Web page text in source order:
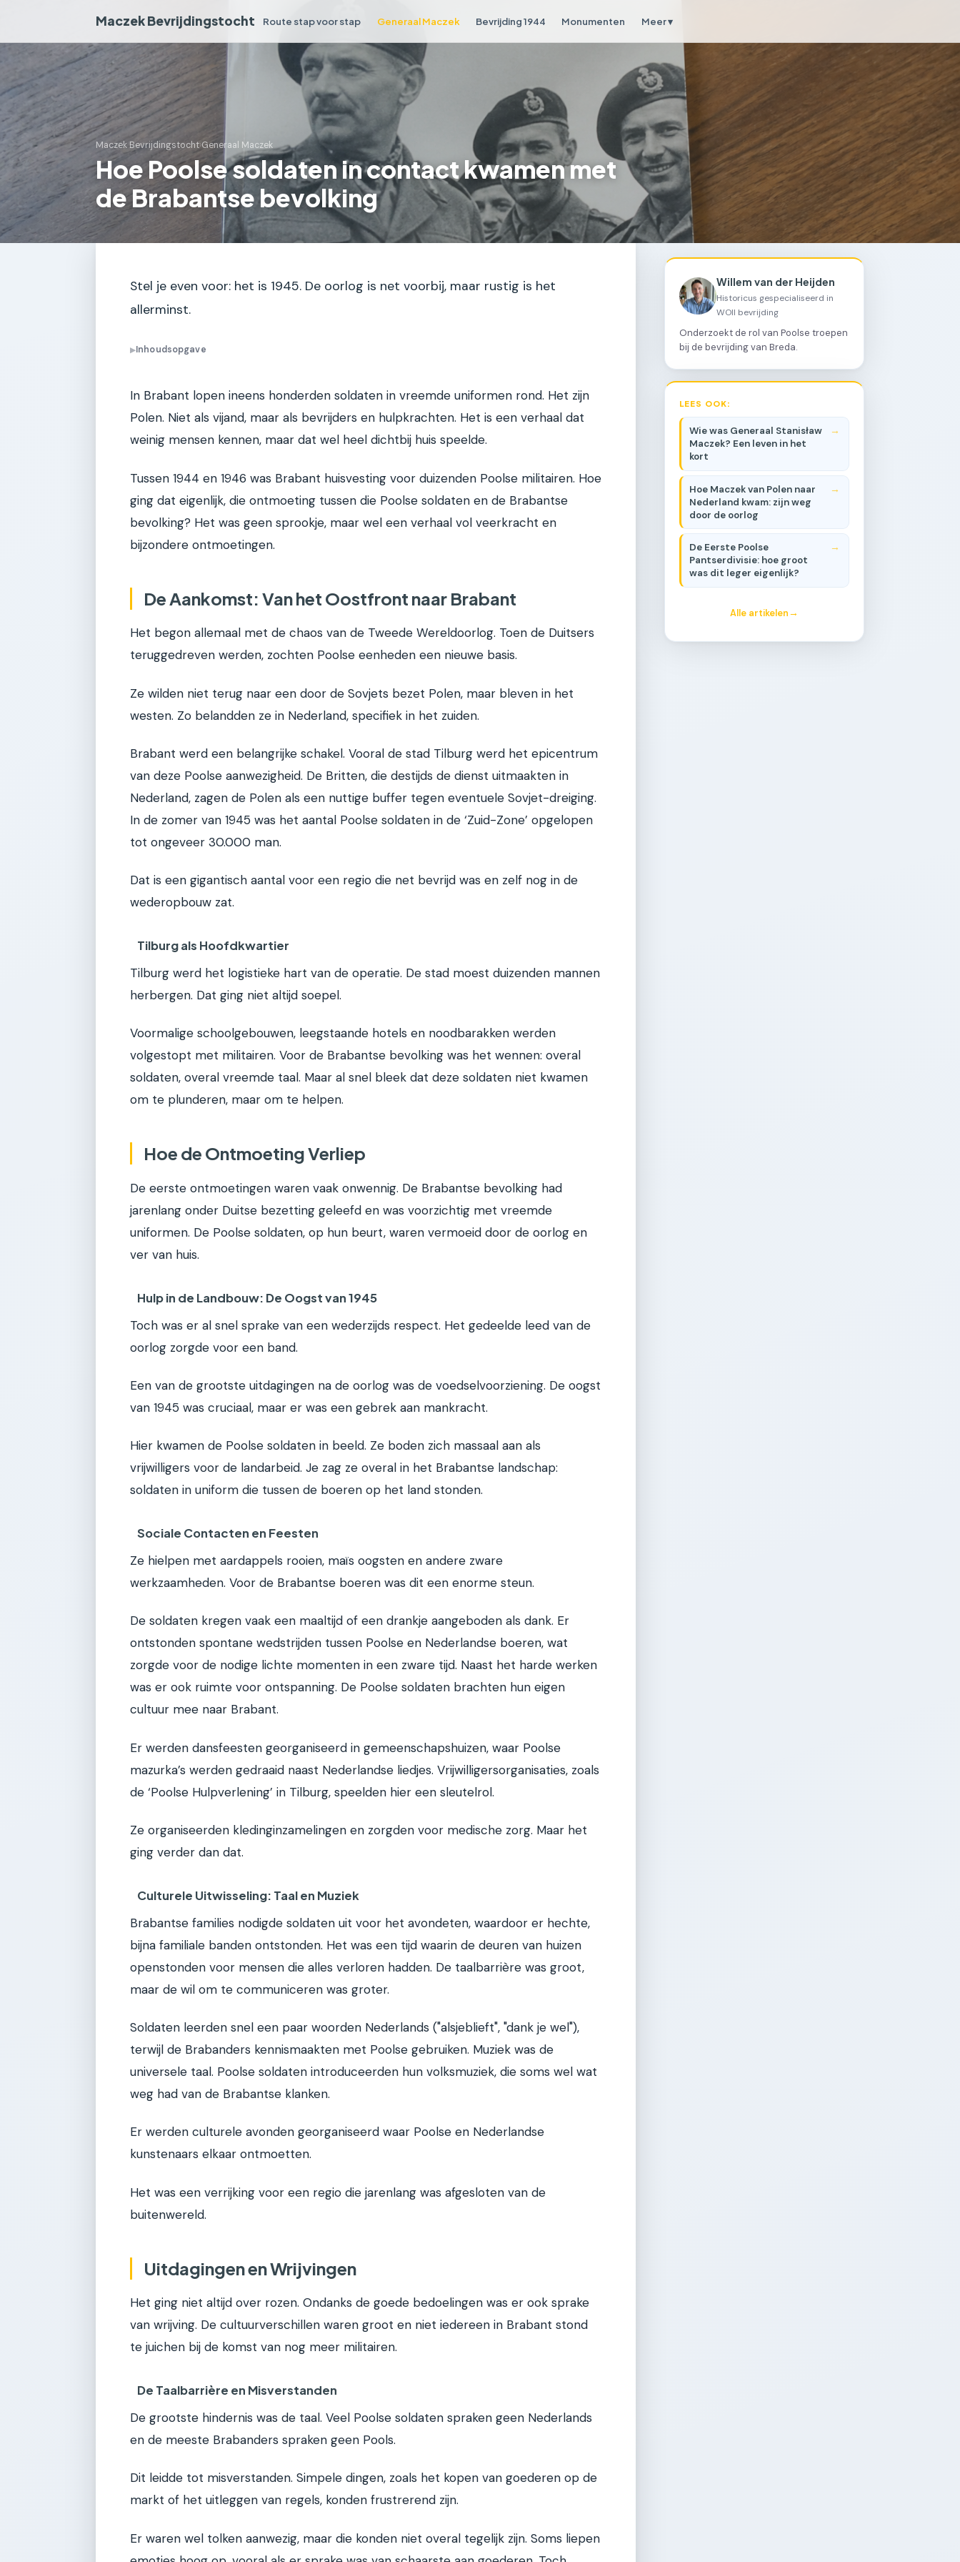
Maczek Bevrijdingstocht Route stap voor stap Generaal Maczek Bevrijding 1944 Monumenten Meer ▾
Maczek Bevrijdingstocht›Generaal Maczek
Hoe Poolse soldaten in contact kwamen met
de Brabantse bevolking
Stel je even voor: het is 1945. De oorlog is net voorbij, maar rustig is het
allerminst.
▶Inhoudsopgave
In Brabant lopen ineens honderden soldaten in vreemde uniformen rond. Het zijn
Polen. Niet als vijand, maar als bevrijders en hulpkrachten. Het is een verhaal dat
weinig mensen kennen, maar dat wel heel dichtbij huis speelde.
Tussen 1944 en 1946 was Brabant huisvesting voor duizenden Poolse militairen. Hoe
ging dat eigenlijk, die ontmoeting tussen die Poolse soldaten en de Brabantse
bevolking? Het was geen sprookje, maar wel een verhaal vol veerkracht en
bijzondere ontmoetingen.
De Aankomst: Van het Oostfront naar Brabant
Het begon allemaal met de chaos van de Tweede Wereldoorlog. Toen de Duitsers
teruggedreven werden, zochten Poolse eenheden een nieuwe basis.
Ze wilden niet terug naar een door de Sovjets bezet Polen, maar bleven in het
westen. Zo belandden ze in Nederland, specifiek in het zuiden.
Brabant werd een belangrijke schakel. Vooral de stad Tilburg werd het epicentrum
van deze Poolse aanwezigheid. De Britten, die destijds de dienst uitmaakten in
Nederland, zagen de Polen als een nuttige buffer tegen eventuele Sovjet-dreiging.
In de zomer van 1945 was het aantal Poolse soldaten in de ‘Zuid-Zone’ opgelopen
tot ongeveer 30.000 man.
Dat is een gigantisch aantal voor een regio die net bevrijd was en zelf nog in de
wederopbouw zat.
Tilburg als Hoofdkwartier
Tilburg werd het logistieke hart van de operatie. De stad moest duizenden mannen
herbergen. Dat ging niet altijd soepel.
Voormalige schoolgebouwen, leegstaande hotels en noodbarakken werden
volgestopt met militairen. Voor de Brabantse bevolking was het wennen: overal
soldaten, overal vreemde taal. Maar al snel bleek dat deze soldaten niet kwamen
om te plunderen, maar om te helpen.
Hoe de Ontmoeting Verliep
De eerste ontmoetingen waren vaak onwennig. De Brabantse bevolking had
jarenlang onder Duitse bezetting geleefd en was voorzichtig met vreemde
uniformen. De Poolse soldaten, op hun beurt, waren vermoeid door de oorlog en
ver van huis.
Hulp in de Landbouw: De Oogst van 1945
Toch was er al snel sprake van een wederzijds respect. Het gedeelde leed van de
oorlog zorgde voor een band.
Een van de grootste uitdagingen na de oorlog was de voedselvoorziening. De oogst
van 1945 was cruciaal, maar er was een gebrek aan mankracht.
Hier kwamen de Poolse soldaten in beeld. Ze boden zich massaal aan als
vrijwilligers voor de landarbeid. Je zag ze overal in het Brabantse landschap:
soldaten in uniform die tussen de boeren op het land stonden.
Sociale Contacten en Feesten
Ze hielpen met aardappels rooien, maïs oogsten en andere zware
werkzaamheden. Voor de Brabantse boeren was dit een enorme steun.
De soldaten kregen vaak een maaltijd of een drankje aangeboden als dank. Er
ontstonden spontane wedstrijden tussen Poolse en Nederlandse boeren, wat
zorgde voor de nodige lichte momenten in een zware tijd. Naast het harde werken
was er ook ruimte voor ontspanning. De Poolse soldaten brachten hun eigen
cultuur mee naar Brabant.
Er werden dansfeesten georganiseerd in gemeenschapshuizen, waar Poolse
mazurka’s werden gedraaid naast Nederlandse liedjes. Vrijwilligersorganisaties, zoals
de ‘Poolse Hulpverlening’ in Tilburg, speelden hier een sleutelrol.
Ze organiseerden kledinginzamelingen en zorgden voor medische zorg. Maar het
ging verder dan dat.
Culturele Uitwisseling: Taal en Muziek
Brabantse families nodigde soldaten uit voor het avondeten, waardoor er hechte,
bijna familiale banden ontstonden. Het was een tijd waarin de deuren van huizen
openstonden voor mensen die alles verloren hadden. De taalbarrière was groot,
maar de wil om te communiceren was groter.
Soldaten leerden snel een paar woorden Nederlands ("alsjeblieft", "dank je wel"),
terwijl de Brabanders kennismaakten met Poolse gebruiken. Muziek was de
universele taal. Poolse soldaten introduceerden hun volksmuziek, die soms wel wat
weg had van de Brabantse klanken.
Er werden culturele avonden georganiseerd waar Poolse en Nederlandse
kunstenaars elkaar ontmoetten.
Het was een verrijking voor een regio die jarenlang was afgesloten van de
buitenwereld.
Uitdagingen en Wrijvingen
Het ging niet altijd over rozen. Ondanks de goede bedoelingen was er ook sprake
van wrijving. De cultuurverschillen waren groot en niet iedereen in Brabant stond
te juichen bij de komst van nog meer militairen.
De Taalbarrière en Misverstanden
De grootste hindernis was de taal. Veel Poolse soldaten spraken geen Nederlands
en de meeste Brabanders spraken geen Pools.
Dit leidde tot misverstanden. Simpele dingen, zoals het kopen van goederen op de
markt of het uitleggen van regels, konden frustrerend zijn.
Er waren wel tolken aanwezig, maar die konden niet overal tegelijk zijn. Soms liepen
Willem van der Heijden
Historicus gespecialiseerd in
WOII bevrijding
Onderzoekt de rol van Poolse troepen
bij de bevrijding van Breda.
LEES OOK:
Wie was Generaal Stanisław
Maczek? Een leven in het
kort
Hoe Maczek van Polen naar
Nederland kwam: zijn weg
door de oorlog
De Eerste Poolse
Pantserdivisie: hoe groot
was dit leger eigenlijk?
Alle artikelen